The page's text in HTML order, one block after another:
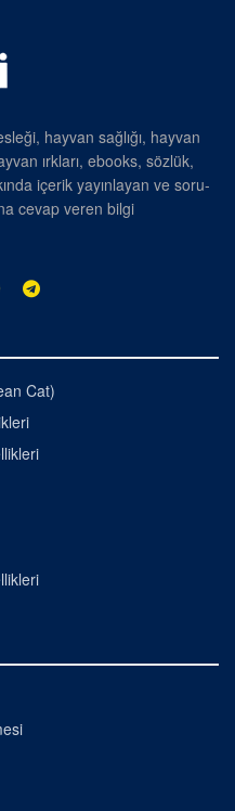
hayvan sağlığı, hayvan
ırkları, ebooks, sözlük,
içerik yayınlayan ve soru-
cevap veren bilgi
Cat)